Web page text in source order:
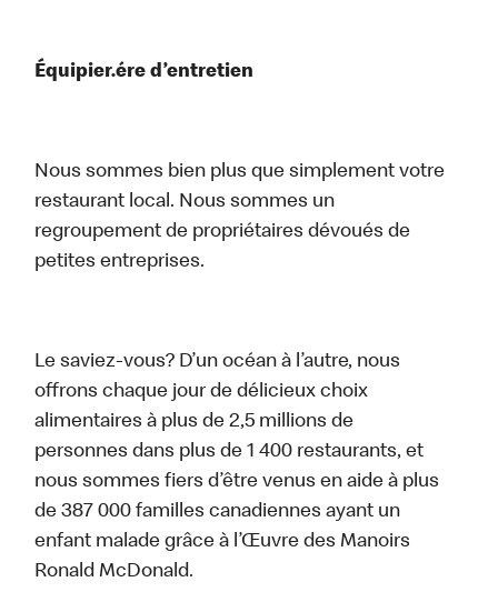
Équipier.ére d’entretien
Nous sommes bien plus que simplement votre
restaurant local. Nous sommes un
regroupement de propriétaires dévoués de
petites entreprises.
Le saviez-vous? D’un océan à l’autre, nous
offrons chaque jour de délicieux choix
alimentaires à plus de 2,5 millions de
personnes dans plus de 1 400 restaurants, et
nous sommes fiers d’être venus en aide à plus
de 387 000 familles canadiennes ayant un
enfant malade grâce à l’Œuvre des Manoirs
Ronald McDonald.